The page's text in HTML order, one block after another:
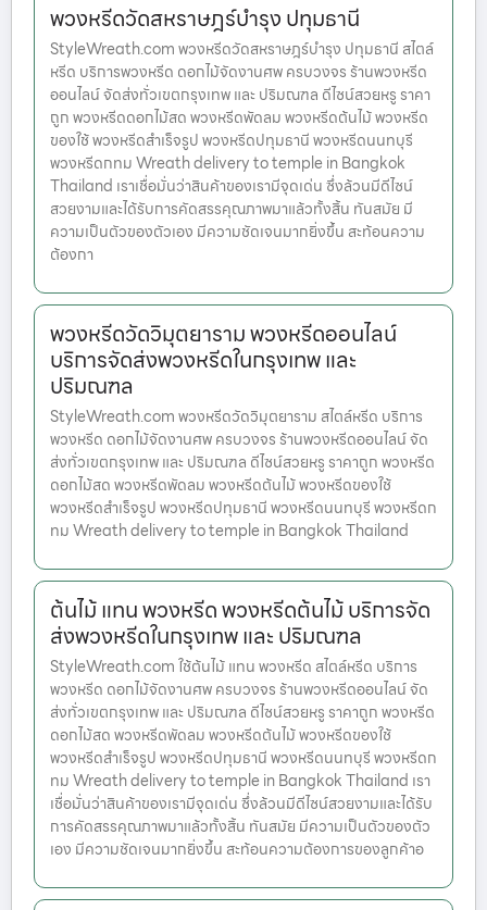
พวงหรีดวัดสหราษฎร์บำรุง ปทุมธานี
StyleWreath.com พวงหรีดวัดสหราษฎร์บำรุง ปทุมธานี สไตล์
หรีด บริการพวงหรีด ดอกไม้จัดงานศพ ครบวงจร ร้านพวงหรีด
ออนไลน์ จัดส่งทั่วเขตกรุงเทพ และ ปริมณฑล ดีไซน์สวยหรู ราคา
ถูก พวงหรีดดอกไม้สด พวงหรีดพัดลม พวงหรีดต้นไม้ พวงหรีด
ของใช้ พวงหรีดสำเร็จรูป พวงหรีดปทุมธานี พวงหรีดนนทบุรี
พวงหรีดกทม Wreath delivery to temple in Bangkok
Thailand เราเชื่อมั่นว่าสินค้าของเรามีจุดเด่น ซึ่งล้วนมีดีไซน์
สวยงามและได้รับการคัดสรรคุณภาพมาแล้วทั้งสิ้น ทันสมัย มี
ความเป็นตัวของตัวเอง มีความชัดเจนมากยิ่งขึ้น สะท้อนความ
ต้องกา
พวงหรีดวัดวิมุตยาราม พวงหรีดออนไลน์
บริการจัดส่งพวงหรีดในกรุงเทพ และ
ปริมณฑล
StyleWreath.com พวงหรีดวัดวิมุตยาราม สไตล์หรีด บริการ
พวงหรีด ดอกไม้จัดงานศพ ครบวงจร ร้านพวงหรีดออนไลน์ จัด
ส่งทั่วเขตกรุงเทพ และ ปริมณฑล ดีไซน์สวยหรู ราคาถูก พวงหรีด
ดอกไม้สด พวงหรีดพัดลม พวงหรีดต้นไม้ พวงหรีดของใช้
พวงหรีดสำเร็จรูป พวงหรีดปทุมธานี พวงหรีดนนทบุรี พวงหรีดก
ทม Wreath delivery to temple in Bangkok Thailand
ต้นไม้ แทน พวงหรีด พวงหรีดต้นไม้ บริการจัด
ส่งพวงหรีดในกรุงเทพ และ ปริมณฑล
StyleWreath.com ใช้ต้นไม้ แทน พวงหรีด สไตล์หรีด บริการ
พวงหรีด ดอกไม้จัดงานศพ ครบวงจร ร้านพวงหรีดออนไลน์ จัด
ส่งทั่วเขตกรุงเทพ และ ปริมณฑล ดีไซน์สวยหรู ราคาถูก พวงหรีด
ดอกไม้สด พวงหรีดพัดลม พวงหรีดต้นไม้ พวงหรีดของใช้
พวงหรีดสำเร็จรูป พวงหรีดปทุมธานี พวงหรีดนนทบุรี พวงหรีดก
ทม Wreath delivery to temple in Bangkok Thailand เรา
เชื่อมั่นว่าสินค้าของเรามีจุดเด่น ซึ่งล้วนมีดีไซน์สวยงามและได้รับ
การคัดสรรคุณภาพมาแล้วทั้งสิ้น ทันสมัย มีความเป็นตัวของตัว
เอง มีความชัดเจนมากยิ่งขึ้น สะท้อนความต้องการของลูกค้าอ